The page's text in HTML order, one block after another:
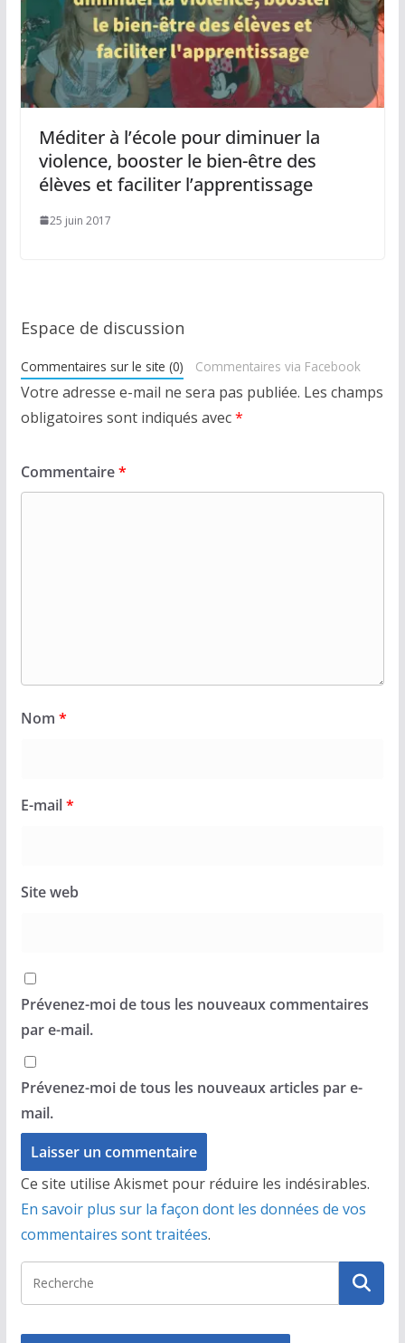
Méditer à l’école pour diminuer la
violence, booster le bien-être des
élèves et faciliter l’apprentissage
25 juin 2017
Espace de discussion
Commentaires sur le site (0) Commentaires via Facebook
Votre adresse e-mail ne sera pas publiée. Les champs
obligatoires sont indiqués avec*
Commentaire*
Nom *
E-mail*
Site web
Prévenez-moi de tous les nouveaux commentaires
par e-mail.
Prévenez-moi de tous les nouveaux articles par e-
mail.
Ce site utilise Akismet pour réduire les indésirables.
En savoir plus sur la façon dont les données de vos
commentaires sont traitées.